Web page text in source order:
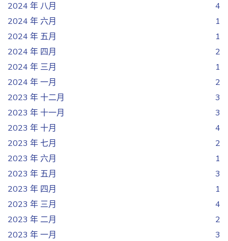
2024 年 八月
4
2024 年 六月
1
2024 年 五月
1
2024 年 四月
2
2024 年 三月
1
2024 年 一月
2
2023 年 十二月
3
2023 年 十一月
3
2023 年 十月
4
2023 年 七月
2
2023 年 六月
1
2023 年 五月
3
2023 年 四月
1
2023 年 三月
4
2023 年 二月
2
2023 年 一月
3